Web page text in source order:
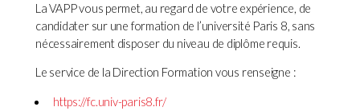
La VAPP vous permet, au regard de votre expérience, de
candidater sur une formation de l’université Paris 8, sans
nécessairement disposer du niveau de diplôme requis.
Le service de la Direction Formation vous renseigne :
https://fc.univ-paris8.fr/